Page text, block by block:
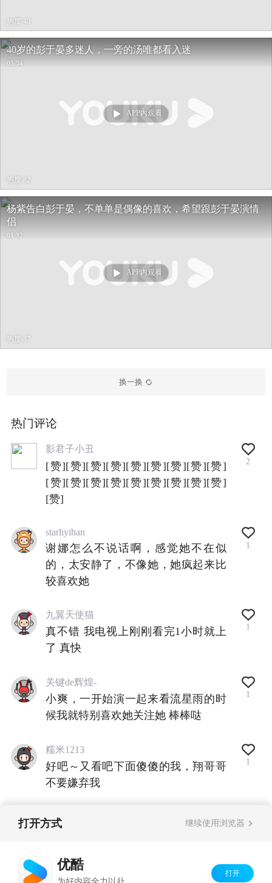
热度 40
40岁的彭于晏多迷人，一旁的汤唯都看入迷
05:34
APP内观看
热度 82
杨紫告白彭于晏，不单单是偶像的喜欢，希望跟彭于晏演情
侣
01:32
APP内观看
热度 37
换一换
热门评论
影君子小丑
[赞][赞][赞][赞][赞][赞][赞][赞][赞]
[赞][赞][赞][赞][赞][赞][赞][赞][赞]
[赞]
2
starliyihan
谢娜怎么不说话啊，感觉她不在似
的，太安静了，不像她，她疯起来比
较喜欢她
1
九翼天使猫
真不错 我电视上刚刚看完1小时就上
了 真快
1
关键de辉煌-
小爽，一开始演一起来看流星雨的时
候我就特别喜欢她关注她 棒棒哒
1
糯米1213
好吧～又看吧下面傻傻的我，翔哥哥
不要嫌弃我
1
打开方式 继续使用浏览器
优酷
打开